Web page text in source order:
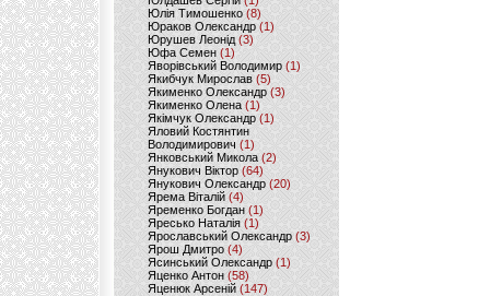
Юлія Тимошенко (8)
Юраков Олександр (1)
Юрушев Леонід (3)
Юфа Семен (1)
Яворівський Володимир (1)
Якибчук Мирослав (5)
Якименко Олександр (3)
Якименко Олена(1)
Якімчук Олександр (1)
Яловий Костянтин
Володимирович (1)
Янковський Микола(2)
Янукович Віктор (64)
Янукович Олександр(20)
Ярема Віталій(4)
Яременко Богдан(1)
Яресько Наталія(1)
Ярославський Олександр (3)
Ярош Дмитро (4)
Ясинський Олександр (1)
Яценко Антон(58)
Яценюк Арсеній (147)